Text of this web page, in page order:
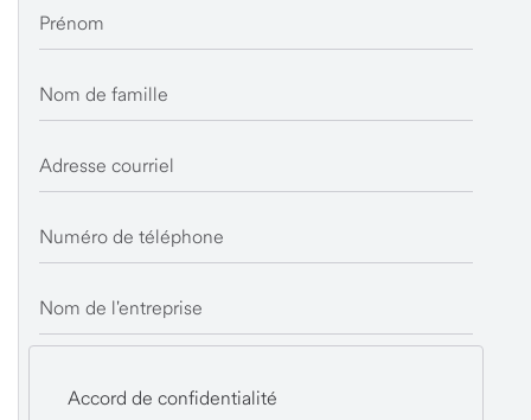
Prénom
Nom de famille
Adresse courriel
Numéro de téléphone
Nom de l'entreprise
Accord de confidentialité